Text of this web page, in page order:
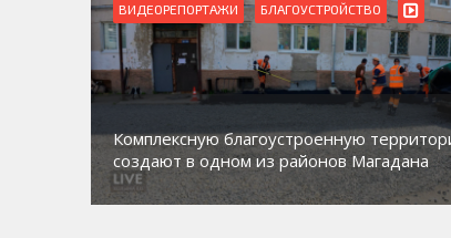
ВИДЕОРЕПОРТАЖИ БЛАГОУСТРОЙСТВО
Комплексную благоустроенную
создают в одном из районов Магадана